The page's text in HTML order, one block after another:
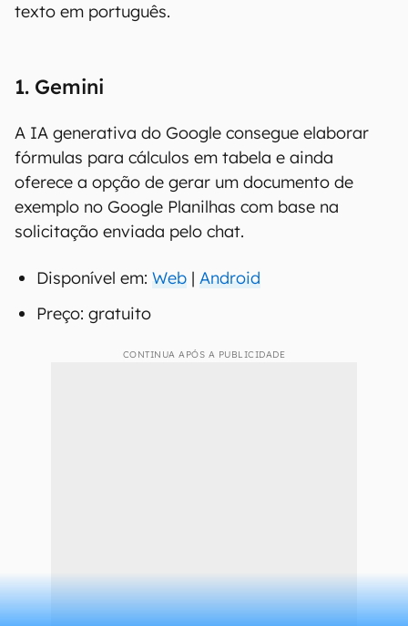
texto em português.
1. Gemini
A IA generativa do Google consegue elaborar
fórmulas para cálculos em tabela e ainda
oferece a opção de gerar um documento de
exemplo no Google Planilhas com base na
solicitação enviada pelo chat.
Disponível em: Web | Android
Preço: gratuito
CONTINUA APÓS A PUBLICIDADE